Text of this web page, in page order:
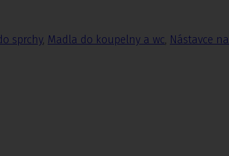
sprchy, Madla do koupelny a wc, Nástavce